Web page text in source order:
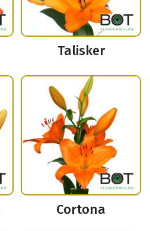
Talisker
Cortona